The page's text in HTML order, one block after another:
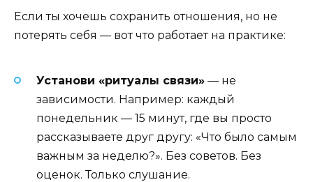
Если ты хочешь сохранить отношения, но не
потерять себя — вот что работает на практике:
Установи «ритуалы связи» — не
зависимости. Например: каждый
понедельник — 15 минут, где вы просто
рассказываете друг другу: «Что было самым
важным за неделю?». Без советов. Без
оценок. Только слушание.